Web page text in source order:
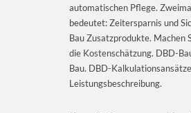
automatischen Pflege.
bedeutet: Zeitersparnis und
Bau Zusatzprodukte. Machen
die Kostenschätzung. DBD-
Bau. DBD-
Leistungsbeschreibung.